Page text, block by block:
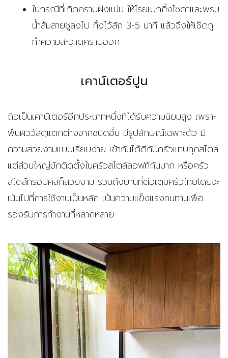
ในกรณีที่เกิดคราบฝังแน่น ให้โรยเบกกิ้งโซดาและพรม
น้ำส้มสายชูลงไป ทิ้งไว้สัก 3-5 นาที แล้วจึงให้เช็ดถู
ทำความสะอาดคราบออก
เคาน์เตอร์ปูน
ถือเป็นเคาน์เตอร์อีกประเภทหนึ่งที่ได้รับความนิยมสูง เพราะ
พื้นผิววัสดุแตกต่างจากชนิดอื่น มีรูปลักษณ์เฉพาะตัว มี
ความสวยงามแบบเรียบง่าย เข้ากันได้ดีกับครัวแทบทุกสไตล์
แต่ส่วนใหญ่มักติดตั้งในครัวสไตล์ลอฟท์กันมาก หรือครัว
สไตล์ทรอปิคัลก็สวยงาม รวมถึงบ้านที่ต่อเติมครัวไทยโดยจะ
เน้นไปที่การใช้งานเป็นหลัก เน้นความแข็งแรงทนทานเพื่อ
รองรับการทำงานที่หลากหลาย